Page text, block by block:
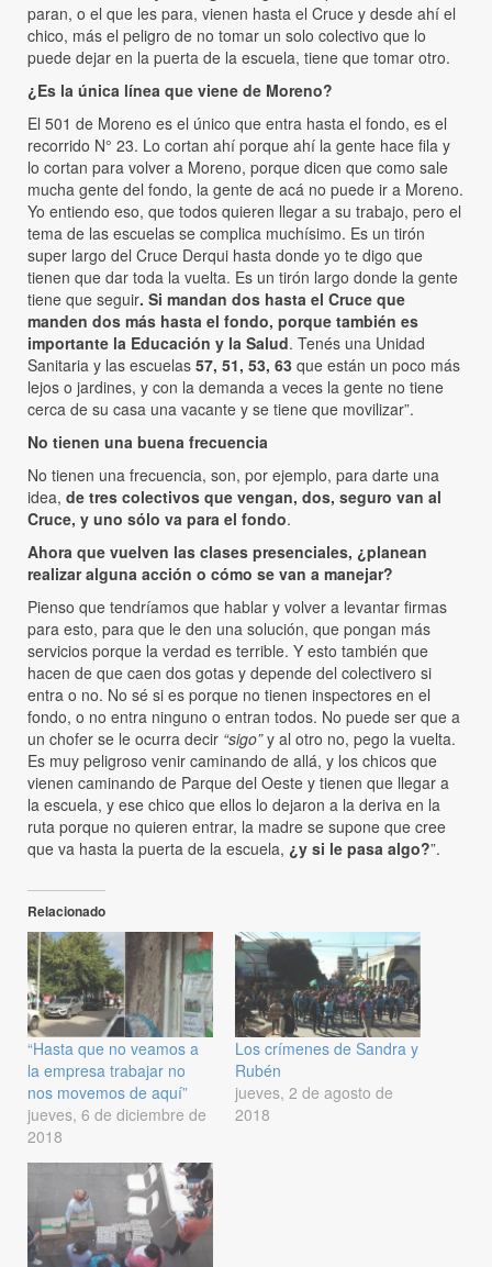
paran, o el que les para, vienen hasta el Cruce y desde ahí el
chico, más el peligro de no tomar un solo colectivo que lo
puede dejar en la puerta de la escuela, tiene que tomar otro.
¿Es la única línea que viene de Moreno?
El 501 de Moreno es el único que entra hasta el fondo, es el
recorrido N° 23. Lo cortan ahí porque ahí la gente hace fila y
lo cortan para volver a Moreno, porque dicen que como sale
mucha gente del fondo, la gente de acá no puede ir a Moreno.
Yo entiendo eso, que todos quieren llegar a su trabajo, pero el
tema de las escuelas se complica muchísimo. Es un tirón
super largo del Cruce Derqui hasta donde yo te digo que
tienen que dar toda la vuelta. Es un tirón largo donde la gente
tiene que seguir. Si mandan dos hasta el Cruce que
manden dos más hasta el fondo, porque también es
importante la Educación y la Salud. Tenés una Unidad
Sanitaria y las escuelas 57, 51, 53, 63 que están un poco más
lejos o jardines, y con la demanda a veces la gente no tiene
cerca de su casa una vacante y se tiene que movilizar”.
No tienen una buena frecuencia
No tienen una frecuencia, son, por ejemplo, para darte una
idea, de tres colectivos que vengan, dos, seguro van al
Cruce, y uno sólo va para el fondo.
Ahora que vuelven las clases presenciales, ¿planean
realizar alguna acción o cómo se van a manejar?
Pienso que tendríamos que hablar y volver a levantar firmas
para esto, para que le den una solución, que pongan más
servicios porque la verdad es terrible. Y esto también que
hacen de que caen dos gotas y depende del colectivero si
entra o no. No sé si es porque no tienen inspectores en el
fondo, o no entra ninguno o entran todos. No puede ser que a
un chofer se le ocurra decir “sigo”y al otro no, pego la vuelta.
Es muy peligroso venir caminando de allá, y los chicos que
vienen caminando de Parque del Oeste y tienen que llegar a
la escuela, y ese chico que ellos lo dejaron a la deriva en la
ruta porque no quieren entrar, la madre se supone que cree
que va hasta la puerta de la escuela, ¿y si le pasa algo?”.
Relacionado
“Hasta que no veamos a
la empresa trabajar no
nos movemos de aquí”
jueves, 6 de diciembre de
2018
Los crímenes de Sandra y
Rubén
jueves, 2 de agosto de
2018